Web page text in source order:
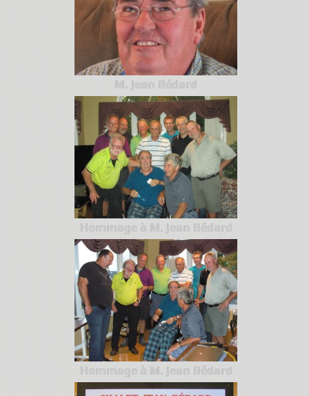
M. Jean Bédard
Hommage à M. Jean Bédard
Hommage à M. Jean Bédard